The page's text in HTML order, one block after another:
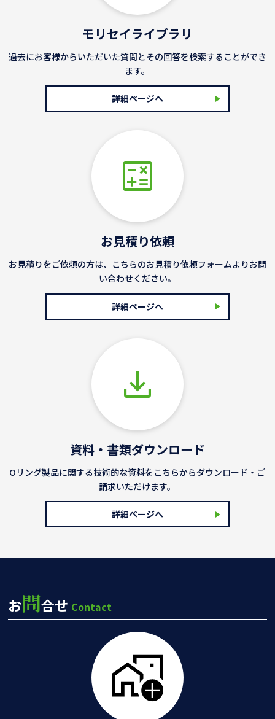
モリセイライブラリ
過去にお客様からいただいた質問とその回答を検索することができ
ます。
詳細ページへ
お見積り依頼
お見積りをご依頼の方は、こちらのお見積り依頼フォームよりお問
い合わせください。
詳細ページへ
資料・書類ダウンロード
Oリング製品に関する技術的な資料をこちらからダウンロード・ご
請求いただけます。
詳細ページへ
お問合せ Contact